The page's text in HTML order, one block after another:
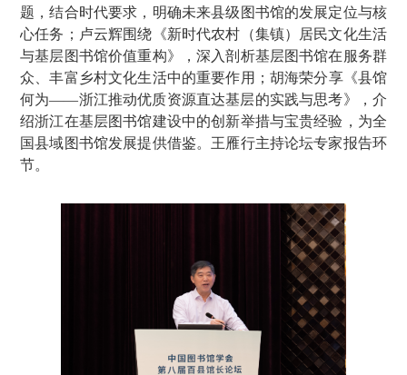
题，结合时代要求，明确未来县级图书馆的发展定位与核
心任务；卢云辉围绕《新时代农村（集镇）居民文化生活
与基层图书馆价值重构》，深入剖析基层图书馆在服务群
众、丰富乡村文化生活中的重要作用；胡海荣分享《县馆
何为——浙江推动优质资源直达基层的实践与思考》，介
绍浙江在基层图书馆建设中的创新举措与宝贵经验，为全
国县域图书馆发展提供借鉴。王雁行主持论坛专家报告环
节。